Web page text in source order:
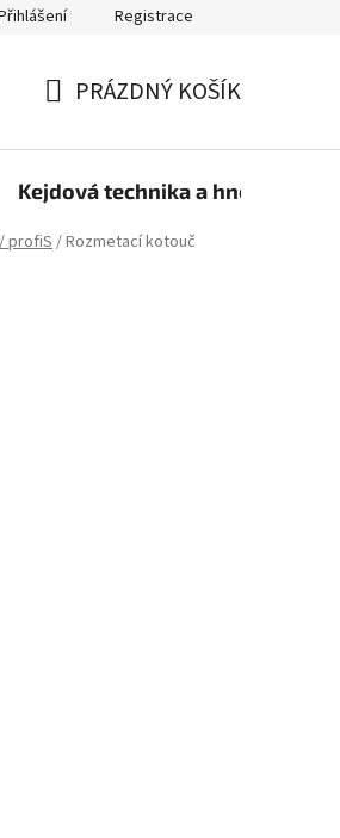
Registrace
KOŠÍK
PRÁZDNÝ KOŠÍK
Kejdová technika a hnojiva
profiS/Rozmetací kotouč